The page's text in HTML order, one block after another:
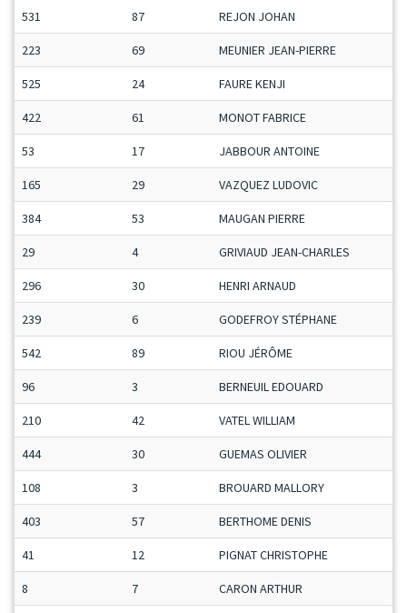
531 87 REJON JOHAN
223 69 MEUNIER JEAN-PIERRE
525 24 FAURE KENJI
422 61 MONOT FABRICE
53 17 JABBOUR ANTOINE
165 29 VAZQUEZ LUDOVIC
384 53 MAUGAN PIERRE
29 4 GRIVIAUD JEAN-CHARLES
296 30 HENRI ARNAUD
239 6 GODEFROY STÉPHANE
542 89 RIOU JÉRÔME
96 3 BERNEUIL EDOUARD
210 42 VATEL WILLIAM
444 30 GUEMAS OLIVIER
108 3 BROUARD MALLORY
403 57 BERTHOME DENIS
41 12 PIGNAT CHRISTOPHE
8 7 CARON ARTHUR